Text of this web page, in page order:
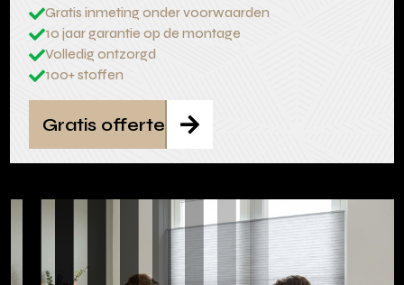
Gratis inmeting onder voorwaarden
10 jaar garantie op de montage
Volledig ontzorgd
100+ stoffen

Gratis offerte